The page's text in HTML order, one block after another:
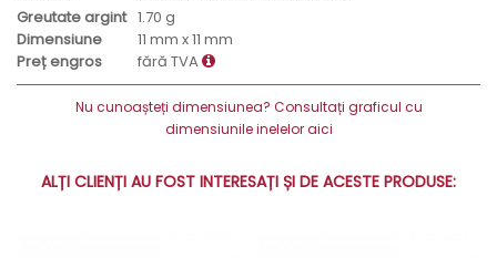
Greutate argint 1.70 g
Dimensiune
11 mm x 11 mm
Preț engros
fără TVA
Nu cunoașteți dimensiunea? Consultați graficul cu
dimensiunile inelelor aici
ALȚI CLIENȚI AU FOST INTERESAȚI ȘI DE ACESTE PRODUSE: